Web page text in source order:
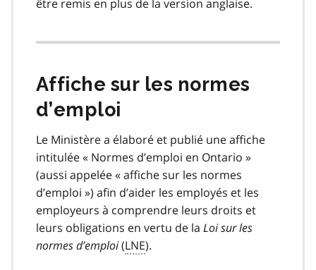
être remis en plus de la version anglaise.
Affiche sur les normes
d’emploi
Le Ministère a élaboré et publié une affiche
intitulée « Normes d’emploi en Ontario »
(aussi appelée « affiche sur les normes
d’emploi ») afin d’aider les employés et les
employeurs à comprendre leurs droits et
leurs obligations en vertu de la Loi sur les
normes d’emploi(LNE).